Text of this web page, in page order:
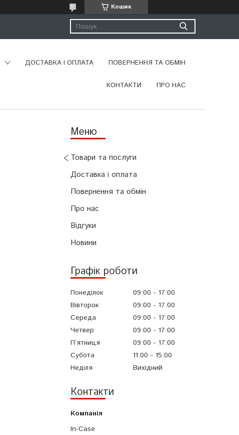
Кошик
ДОСТАВКА І ОПЛАТА ПОВЕРНЕННЯ ТА ОБМІН
КОНТАКТИ ПРО НАС
Товари та послуги
Доставка і оплата
Повернення та обмін
Про нас
Відгуки
Новини
Графік роботи
Понеділок 09:00
17:00
Вівторок
09:00
17:00
Середа
09:00
17:00
Четвер
09:00
17:00
Пʼятниця
09:00
17:00
Субота
11:00
15:00
Неділя
Вихідний
Контакти
In-Case